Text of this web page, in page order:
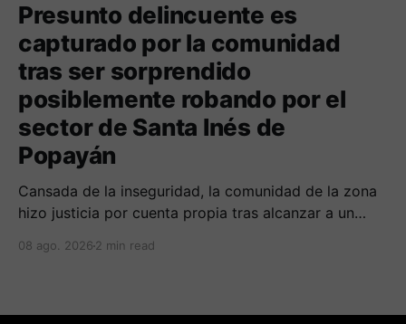
Presunto delincuente es
capturado por la comunidad
tras ser sorprendido
posiblemente robando por el
sector de Santa Inés de
Popayán
Cansada de la inseguridad, la comunidad de la zona
hizo justicia por cuenta propia tras alcanzar a un
comuna cuatro. La gente pedía que lo incineraran,
08 ago. 2026 2 min read